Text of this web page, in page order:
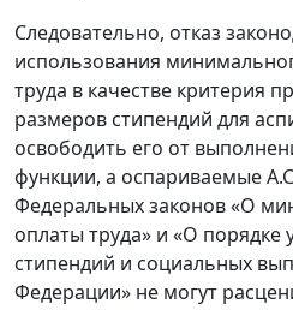
Следовательно, отказ
использования
труда в качестве критерия
размеров стипендий для
освободить его от
функции, а оспариваемые
Федеральных законов «О
оплаты труда» и «О порядке
стипендий и социальных
Федерации» не могут